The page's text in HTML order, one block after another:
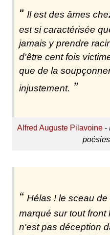
Il est des âmes
est si caractérisée
jamais y prendre
d'être cent fois
que de la
injustement.
Alfred Auguste Pilavoine -
Hélas ! le sceau
marqué sur tout front
n'est pas déception